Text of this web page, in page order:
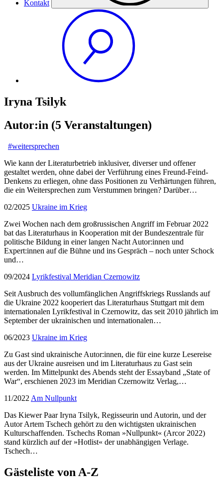
Kontakt
Iryna Tsilyk
Autor:in (5 Veranstaltungen)
#weitersprechen
Wie kann der Literaturbetrieb inklusiver, diverser und offener
gestaltet werden, ohne dabei der Verführung eines Freund-Feind-
Denkens zu erliegen, ohne dass Positionen zu Verhärtungen führen,
die ein Weitersprechen zum Verstummen bringen? Darüber…
02/2025 Ukraine im Krieg
Zwei Wochen nach dem großrussischen Angriff im Februar 2022
bat das Literaturhaus in Kooperation mit der Bundeszentrale für
politische Bildung in einer langen Nacht Autor:innen und
Expert:innen auf die Bühne und ins Gespräch – noch unter Schock
und…
09/2024 Lyrikfestival Meridian Czernowitz
Seit Ausbruch des vollumfänglichen Angriffskriegs Russlands auf
die Ukraine 2022 kooperiert das Literaturhaus Stuttgart mit dem
internationalen Lyrikfestival in Czernowitz, das seit 2010 jährlich im
September der ukrainischen und internationalen…
06/2023 Ukraine im Krieg
Zu Gast sind ukrainische Autor:innen, die für eine kurze Lesereise
aus der Ukraine ausreisen und im Literaturhaus zu Gast sein
werden. Im Mittelpunkt des Abends steht der Essayband „State of
War“, erschienen 2023 im Meridian Czernowitz Verlag,…
11/2022 Am Nullpunkt
Das Kiewer Paar Iryna Tsilyk, Regisseurin und Autorin, und der
Autor Artem Tschech gehört zu den wichtigsten ukrainischen
Kulturschaffenden. Tschechs Roman »Nullpunkt« (Arcor 2022)
stand kürzlich auf der »Hotlist« der unabhängigen Verlage.
Tschech…
Gästeliste von A-Z